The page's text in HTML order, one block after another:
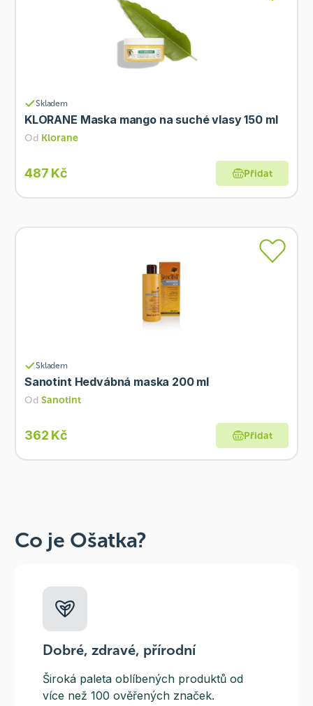
Skladem
KLORANE Maska mango na suché vlasy 150 ml
Od Klorane
487 Kč Přidat
Skladem
Sanotint Hedvábná maska 200 ml
Od Sanotint
362 Kč Přidat
Co je Ošatka?
Dobré, zdravé, přírodní
Široká paleta oblíbených produktů od
více než 100 ověřených značek.